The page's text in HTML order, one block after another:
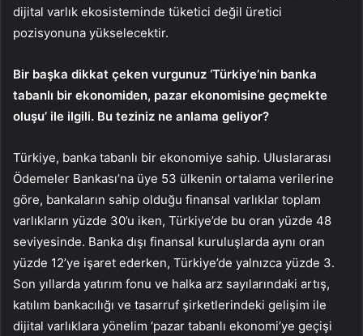
dijital varlık ekosisteminde tüketici değil üretici
pozisyonuna yükselecektir.
Bir başka dikkat çeken vurgunuz ‘Türkiye’nin banka
tabanlı bir ekonomiden, pazar ekonomisine geçmekte
oluşu’ ile ilgili. Bu teziniz ne anlama geliyor?
Türkiye, banka tabanlı bir ekonomiye sahip. Uluslararası
Ödemeler Bankası’na üye 53 ülkenin ortalama verilerine
göre, bankaların sahip olduğu finansal varlıklar toplam
varlıkların yüzde 30’u iken, Türkiye’de bu oran yüzde 48
seviyesinde. Banka dışı finansal kuruluşlarda aynı oran
yüzde 12’ye işaret ederken, Türkiye’de yalnızca yüzde 3.
Son yıllarda yatırım fonu ve halka arz sayılarındaki artış,
katılım bankacılığı ve tasarruf şirketlerindeki gelişim ile
dijital varlıklara yönelim ‘pazar tabanlı ekonomi’ye geçişi